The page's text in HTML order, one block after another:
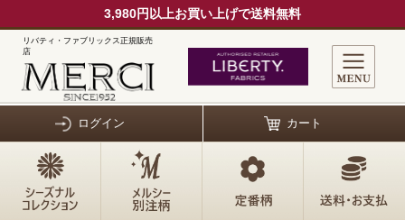
3,980円以上お買い上げで送料無料
リバティ・ファブリックス正規販売
店
ログイン カート